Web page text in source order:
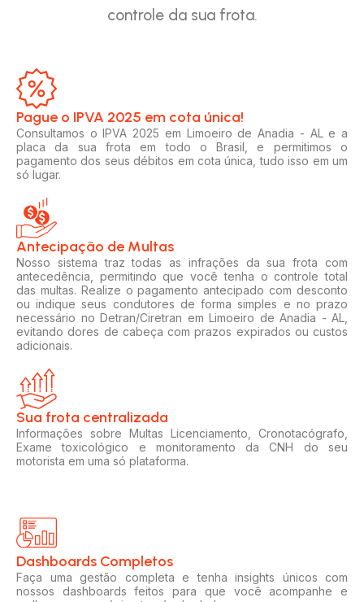
controle da sua frota.
Pague o IPVA 2025 em cota única!​
Consultamos o IPVA 2025 em Limoeiro de Anadia - AL e a
placa da sua frota em todo o Brasil, e permitimos o
pagamento dos seus débitos em cota única, tudo isso em um
só lugar.
Antecipação de Multas
Nosso sistema traz todas as infrações da sua frota com
antecedência, permitindo que você tenha o controle total
das multas. Realize o pagamento antecipado com desconto
ou indique seus condutores de forma simples e no prazo
necessário no Detran/Ciretran em Limoeiro de Anadia - AL,
evitando dores de cabeça com prazos expirados ou custos
adicionais.
Sua frota centralizada​
Informações sobre Multas Licenciamento, Cronotacógrafo,
Exame toxicológico e monitoramento da CNH do seu
motorista em uma só plataforma.
Dashboards Completos​​
Faça uma gestão completa e tenha insights únicos com
nossos dashboards feitos para que você acompanhe e